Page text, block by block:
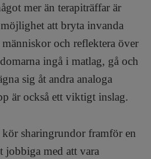
mer än terapiträffar är
att bryta invanda
och reflektera över
ingå i matlag, gå och
sig åt andra analoga
är också ett viktigt inslag.
sharingrundor framför en
jobbiga med att vara